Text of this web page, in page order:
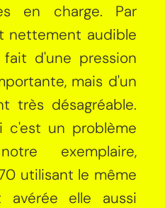
en charge. Par
nettement audible
d'une pression
mais d'un
très désagréable.
un problème
exemplaire,
utilisant le même
avérée elle aussi